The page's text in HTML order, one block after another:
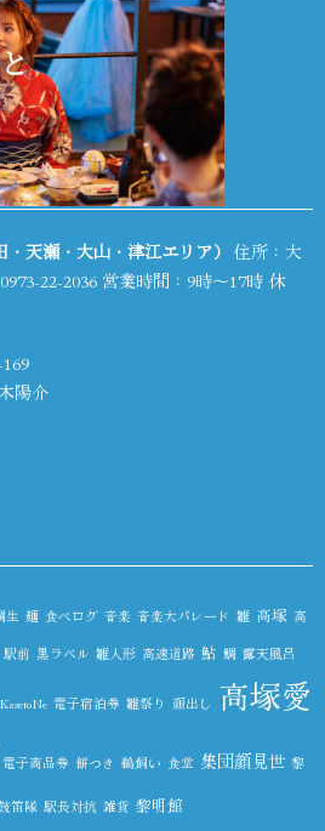
天瀬・大山・津江エリア） 住所：大
0973-22-2036 営業時間：9時～17時 休
陽介
生 麺 食べログ 音楽 音楽大パレード 雛 高塚 高
駅前 黒ラベル 雛人形 高速道路 鮎 鯛 露天風呂
電子宿泊券 雛祭り 顔出し 高塚愛
電子商品券 餅つき 鵜飼い 食堂 集団顔見世 黎
笛隊 駅長対抗 雑貨 黎明館